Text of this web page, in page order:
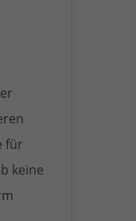
für
keine